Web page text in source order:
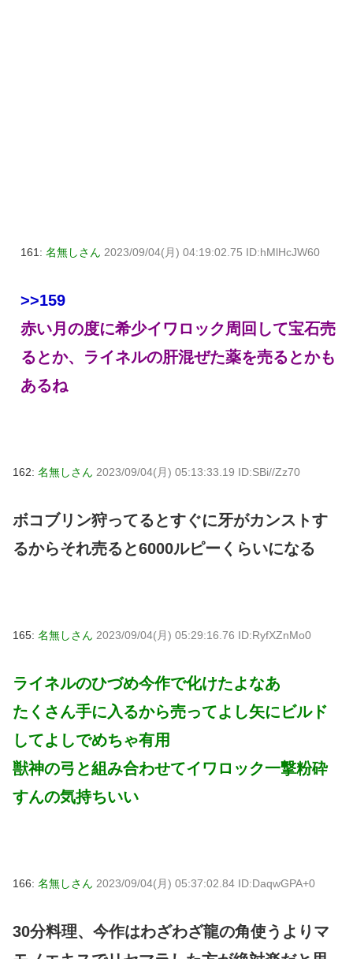
161: 名無しさん 2023/09/04(月) 04:19:02.75 ID:hMlHcJW60
>>159
赤い月の度に希少イワロック周回して宝石売
るとか、ライネルの肝混ぜた薬を売るとかも
あるね
162: 名無しさん 2023/09/04(月) 05:13:33.19 ID:SBi//Zz70
ボコブリン狩ってるとすぐに牙がカンストす
るからそれ売ると6000ルピーくらいになる
165: 名無しさん 2023/09/04(月) 05:29:16.76 ID:RyfXZnMo0
ライネルのひづめ今作で化けたよなあ
たくさん手に入るから売ってよし矢にビルド
してよしでめちゃ有用
獣神の弓と組み合わせてイワロック一撃粉砕
すんの気持ちいい
166: 名無しさん 2023/09/04(月) 05:37:02.84 ID:DaqwGPA+0
30分料理、今作はわざわざ龍の角使うよりマ